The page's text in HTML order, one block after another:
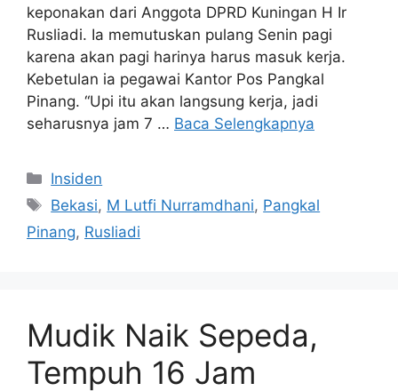
keponakan dari Anggota DPRD Kuningan H Ir
Rusliadi. Ia memutuskan pulang Senin pagi
karena akan pagi harinya harus masuk kerja.
Kebetulan ia pegawai Kantor Pos Pangkal
Pinang. “Upi itu akan langsung kerja, jadi
seharusnya jam 7 … Baca Selengkapnya
Kategori
Insiden
Tag
Bekasi, M Lutfi Nurramdhani, Pangkal
Pinang, Rusliadi
Mudik Naik Sepeda,
Tempuh 16 Jam